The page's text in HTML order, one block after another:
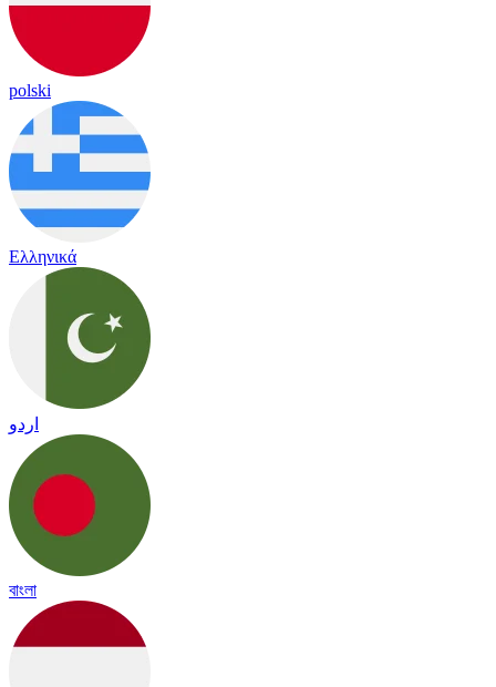
polski
Ελληνικά
اردو
বাংলা